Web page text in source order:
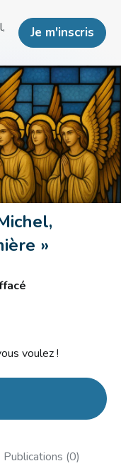
Je m'inscris
»
voulez !
Publications (0)